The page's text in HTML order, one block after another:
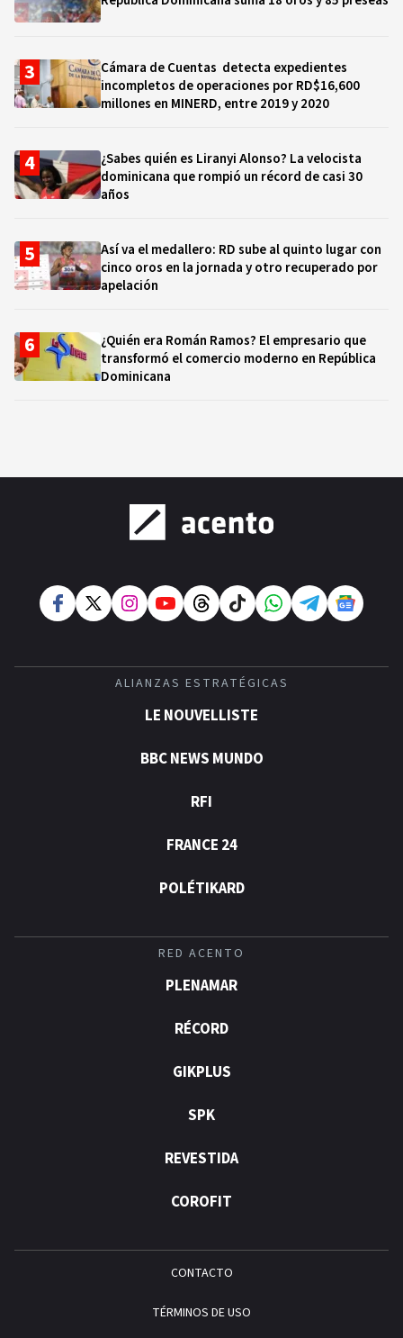
Cámara de Cuentas detecta expedientes
incompletos de operaciones por RD$16,600
millones en MINERD, entre 2019 y 2020
¿Sabes quién es Liranyi Alonso? La velocista
dominicana que rompió un récord de casi 30
años
Así va el medallero: RD sube al quinto lugar con
cinco oros en la jornada y otro recuperado por
apelación
¿Quién era Román Ramos? El empresario que
transformó el comercio moderno en República
Dominicana
ALIANZAS ESTRATÉGICAS
LE NOUVELLISTE
BBC NEWS MUNDO
RFI
FRANCE 24
POLÉTIKARD
RED ACENTO
PLENAMAR
RÉCORD
GIKPLUS
SPK
REVESTIDA
COROFIT
CONTACTO
TÉRMINOS DE USO